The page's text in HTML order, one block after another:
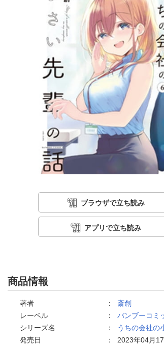
ブラウザで立ち読み
アプリで立ち読み
商品情報
著者 ： 斎創
レーベル
： バンブーコミ
シリーズ名
：
うちの会社の
発売日
： 2023年04月